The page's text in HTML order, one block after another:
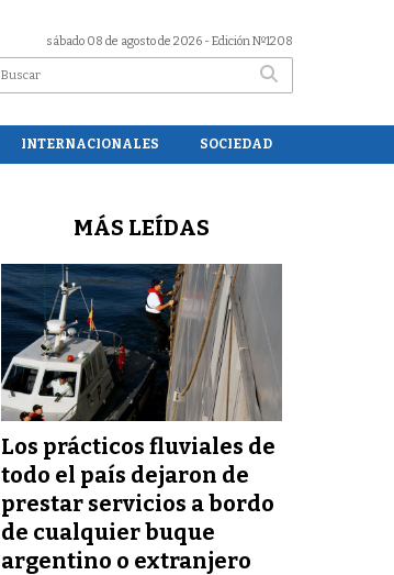
sábado 08 de agosto de 2026 - Edición Nº1208
INTERNACIONALES SOCIEDAD
MÁS LEÍDAS
Los prácticos fluviales de
todo el país dejaron de
prestar servicios a bordo
de cualquier buque
argentino o extranjero